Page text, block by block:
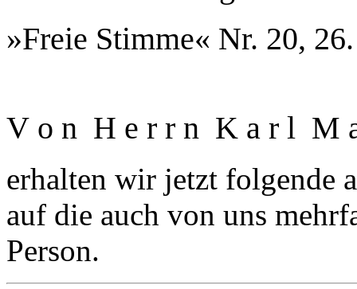
»Freie Stimme« Nr. 20,
V o n H e r r n K a r l M
erhalten wir jetzt folgende
auf die auch von uns
Person.